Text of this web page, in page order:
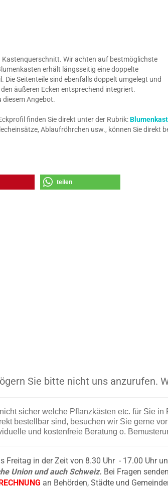
Kastenquerschnitt. Wir achten auf bestmöglichste
erhält längsseitig eine doppelte
Seitenteile sind ebenfalls doppelt umgelegt und
äußeren Ecken entsprechend integriert.
diesem Angebot.
finden Sie direkt unter der Rubrik:
Ablaufröhrchen usw., können Sie direkt
teilen
Sie bitte nicht uns anzurufen.
sicher welche Pflanzkästen etc. für Sie
bestellbar sind, besuchen wir Sie gerne
und kostenfreie Beratung o.
Freitag in der Zeit von 8.30 Uhr - 17.00 Uhr
Union und auch Schweiz. Bei Fragen
an Behörden, Städte und